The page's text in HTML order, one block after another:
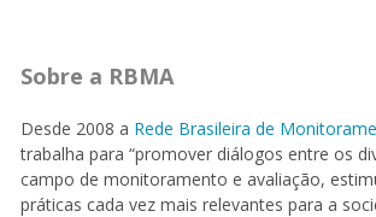
Sobre a RBMA
Desde 2008 a Rede Brasileira de
trabalha para “promover diálogos entre os
campo de monitoramento e avaliação,
práticas cada vez mais relevantes para a